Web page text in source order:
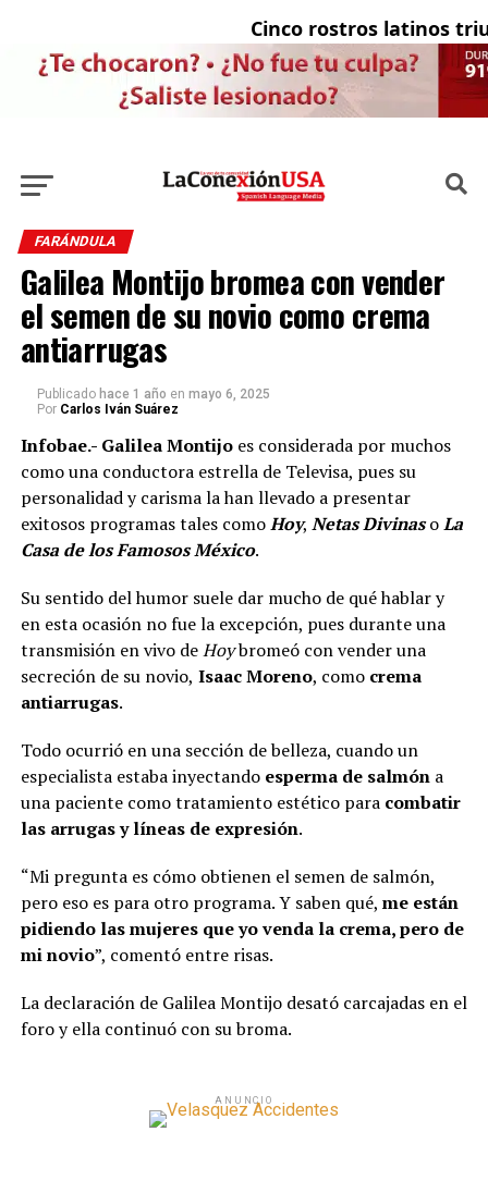
Cinco rostros latinos
FARÁNDULA
Galilea Montijo bromea con vender
el semen de su novio como crema
antiarrugas
Publicado hace 1 año en mayo 6, 2025
Por Carlos Iván Suárez
Infobae.- Galilea Montijoes considerada por muchos
como una conductora estrella de Televisa, pues su
personalidad y carisma la han llevado a presentar
exitosos programas tales comoHoy, Netas Divinas oLa
Casa de los Famosos México.
Su sentido del humor suele dar mucho de qué hablar y
en esta ocasión no fue la excepción, pues durante una
transmisión en vivo deHoybromeó con vender una
secreción de su novio, Isaac Moreno, como crema
antiarrugas.
Todo ocurrió en una sección de belleza, cuando un
especialista estaba inyectando esperma de salmóna
una paciente como tratamiento estético para combatir
las arrugas y líneas de expresión.
“Mi pregunta es cómo obtienen el semen de salmón,
pero eso es para otro programa. Y saben qué, me están
pidiendo las mujeres que yo venda la crema, pero de
mi novio”, comentó entre risas.
La declaración de Galilea Montijo desató carcajadas en el
foro y ella continuó con su broma.
ANUNCIO